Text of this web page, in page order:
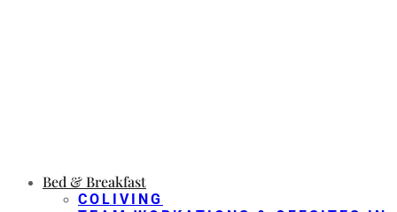
Bed & Breakfast
COLIVING